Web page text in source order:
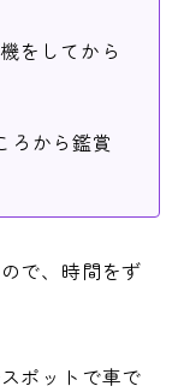
をしてから
ろから鑑賞
で、時間をず
ポットで車で